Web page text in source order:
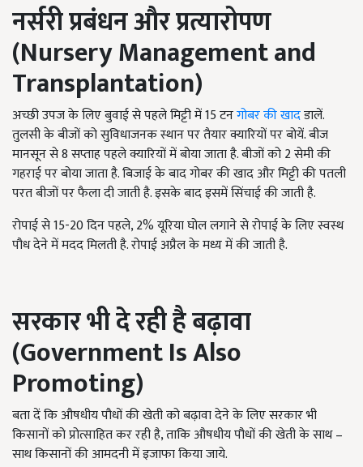
नर्सरी प्रबंधन और प्रत्यारोपण
(Nursery Management and
Transplantation)
अच्छी उपज के लिए बुवाई से पहले मिट्टी में 15 टनगोबर की खादडालें.
तुलसी के बीजों को सुविधाजनक स्थान पर तैयार क्यारियों पर बोयें. बीज
मानसून से 8 सप्ताह पहले क्यारियों में बोया जाता है. बीजों को 2 सेमी की
गहराई पर बोया जाता है. बिजाई के बाद गोबर की खाद और मिट्टी की पतली
परत बीजों पर फैला दी जाती है. इसके बाद इसमें सिंचाई की जाती है.
रोपाई से 15-20 दिन पहले, 2% यूरिया घोल लगाने से रोपाई के लिए स्वस्थ
पौध देने में मदद मिलती है. रोपाई अप्रैल के मध्य में की जाती है.
सरकार भी दे रही है बढ़ावा
(Government Is Also
Promoting)
बता दें कि औषधीय पौधों की खेती को बढ़ावा देने के लिए सरकार भी
किसानों को प्रोत्साहित कर रही है, ताकि औषधीय पौधों की खेती के साथ –
साथ किसानों की आमदनी में इजाफा किया जाये.